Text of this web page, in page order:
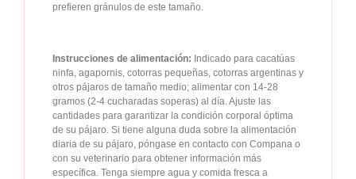
prefieren gránulos de este tamaño.
Instrucciones de alimentación: Indicado para cacatúas
ninfa, agapornis, cotorras pequeñas, cotorras argentinas y
otros pájaros de tamaño medio; alimentar con 14-28
gramos (2-4 cucharadas soperas) al día. Ajuste las
cantidades para garantizar la condición corporal óptima
de su pájaro. Si tiene alguna duda sobre la alimentación
diaria de su pájaro, póngase en contacto con Compana o
con su veterinario para obtener información más
específica. Tenga siempre agua y comida fresca a